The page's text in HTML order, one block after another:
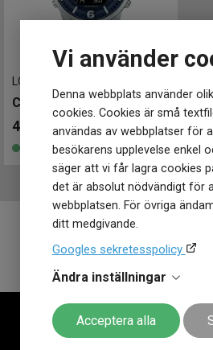
Vi använder
Denna webbplats använder
cookies. Cookies är små
användas av webbplatser för
besökarens upplevelse enkel
säger att vi får lagra cookies
det är absolut nödvändigt för
webbplatsen. För övriga
ditt medgivande.
Googles sekretesspolicy
Ändra inställningar
Acceptera alla
LCW-M170D-2AER
CASIO Wave Ceptor 39mm
4 099 kr
Finns i lager